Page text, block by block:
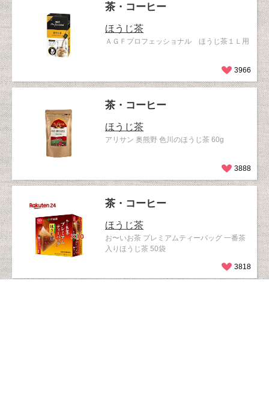
茶・コーヒー
ほうじ茶
ＡＧＦプロフェッショナル ほうじ茶１Ｌ用
3966
茶・コーヒー
ほうじ茶
アリサン 奥熊野 色川のほうじ茶 60g
3888
茶・コーヒー
ほうじ茶
お〜いお茶 プレミアムティーバッグ 一番茶
入りほうじ茶 50袋
3818